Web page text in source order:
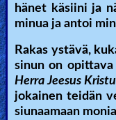
hänet käsiini ja
minua ja antoi
Rakas ystävä,
sinun on opittava
Herra Jeesus
jokainen teidän
siunaamaan